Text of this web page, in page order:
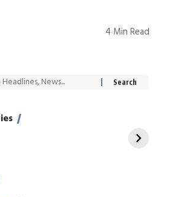
4 Min Read
में अरेस्ट हुए
रोज एक कच्चे लहसुन